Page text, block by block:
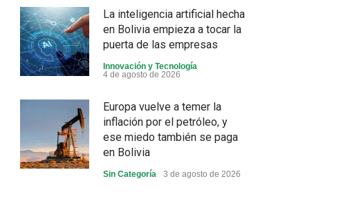
La inteligencia artificial hecha
en Bolivia empieza a tocar la
puerta de las empresas
Innovación y Tecnología
4 de agosto de 2026
Europa vuelve a temer la
inflación por el petróleo, y
ese miedo también se paga
en Bolivia
Sin Categoría 3 de agosto de 2026